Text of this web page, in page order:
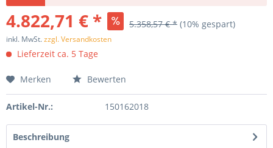
4.822,71 € * 5.358,57 € * (10% gespart)
inkl. MwSt.zzgl. Versandkosten
Lieferzeit ca. 5 Tage
Merken Bewerten
Artikel-Nr.: 150162018
Beschreibung